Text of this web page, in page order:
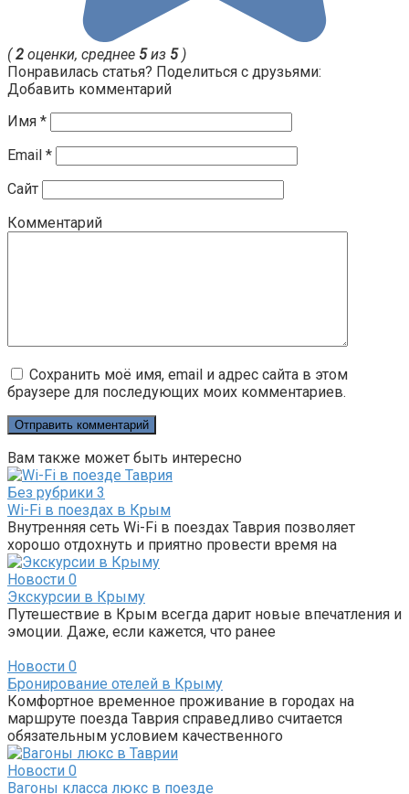
(2 оценки, среднее 5из 5)
Понравилась статья? Поделиться с друзьями:
Добавить комментарий
Имя *
Email *
Сайт
Комментарий
Сохранить моё имя, email и адрес сайта в этом
браузере для последующих моих комментариев.
Вам также может быть интересно
Без рубрики 3
Wi-Fi в поездах в Крым
Внутренняя сеть Wi-Fi в поездах Таврия позволяет
хорошо отдохнуть и приятно провести время на
Новости 0
Экскурсии в Крыму
Путешествие в Крым всегда дарит новые впечатления и
эмоции. Даже, если кажется, что ранее
Новости 0
Бронирование отелей в Крыму
Комфортное временное проживание в городах на
маршруте поезда Таврия справедливо считается
обязательным условием качественного
Новости 0
Вагоны класса люкс в поезде